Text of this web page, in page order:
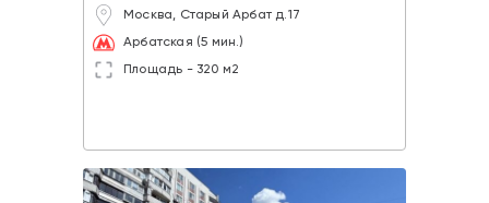
Москва, Старый Арбат д.17
Арбатская (5 мин.)
Площадь - 320 м2